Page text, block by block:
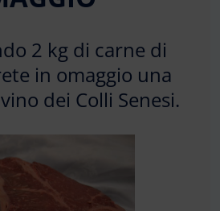
2 kg di carne di
in omaggio una
dei Colli Senesi.